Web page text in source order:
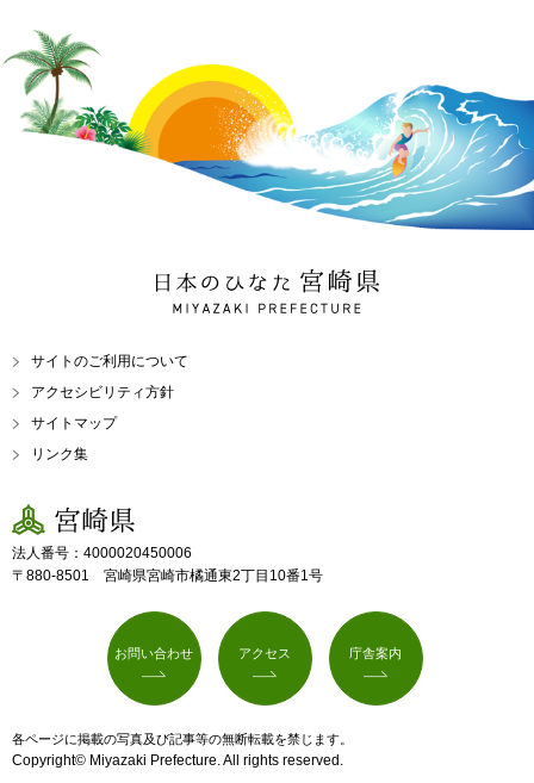
日本のひなた 宮崎県
MIYAZAKI PREFECTURE
サイトのご利用について
アクセシビリティ方針
サイトマップ
リンク集
宮崎県
法人番号：4000020450006
〒880-8501 宮崎県宮崎市橘通東2丁目10番1号
お問い合わせ アクセス 庁舎案内
各ページに掲載の写真及び記事等の無断転載を禁じます。
Copyright© Miyazaki Prefecture. All rights reserved.